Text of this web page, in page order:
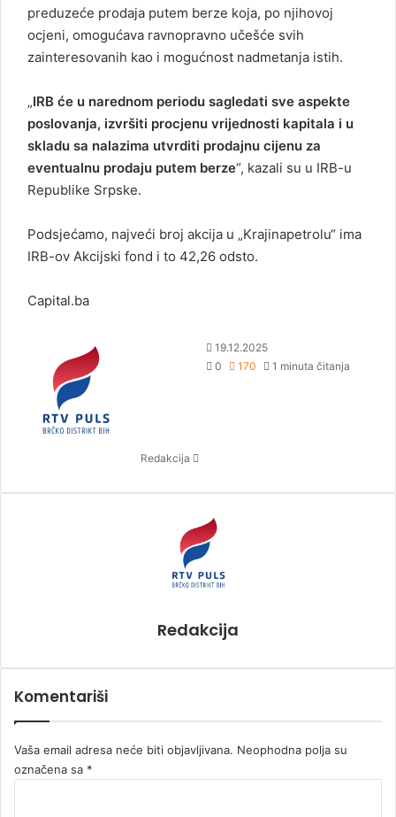
preduzeće prodaja putem berze koja, po njihovoj
ocjeni, omogućava ravnopravno učešće svih
zainteresovanih kao i mogućnost nadmetanja istih.
„IRB će u narednom periodu sagledati sve aspekte
poslovanja, izvršiti procjenu vrijednosti kapitala i u
skladu sa nalazima utvrditi prodajnu cijenu za
eventualnu prodaju putem berze“, kazali su u IRB-u
Republike Srpske.
Podsjećamo, najveći broj akcija u „Krajinapetrolu“ ima
IRB-ov Akcijski fond i to 42,26 odsto.
Capital.ba
Redakcija
a
19.12.2025
0
170 1 minuta čitanja
Redakcija
Komentariši
Vaša email adresa neće biti objavljivana. Neophodna polja su
označena sa *